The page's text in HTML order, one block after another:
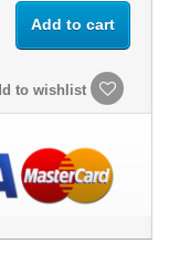
Add to cart